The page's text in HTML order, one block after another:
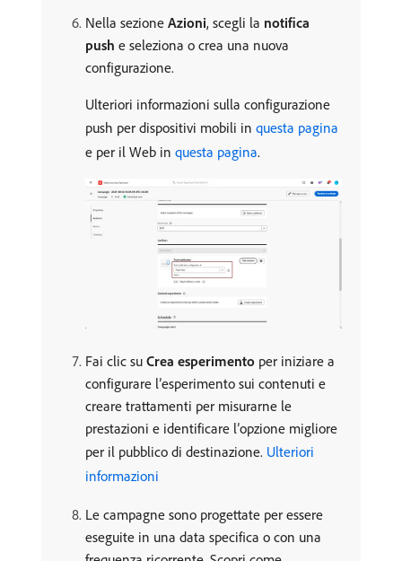
Nella sezione Azioni, scegli la notifica
push e seleziona o crea una nuova
configurazione.
Ulteriori informazioni sulla configurazione
push per dispositivi mobili in questa pagina
e per il Web in questa pagina.
Fai clic su Crea esperimento per iniziare a
configurare l’esperimento sui contenuti e
creare trattamenti per misurarne le
prestazioni e identificare l’opzione migliore
per il pubblico di destinazione. Ulteriori
informazioni
Le campagne sono progettate per essere
eseguite in una data specifica o con una